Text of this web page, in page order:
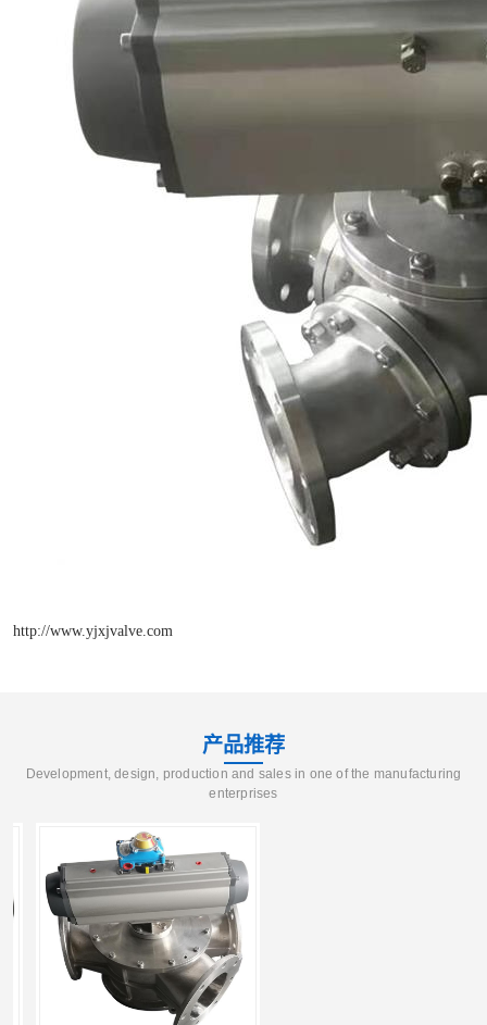
http://www.yjxjvalve.com
产品推荐
Development, design, production and sales in one of the manufacturing
enterprises